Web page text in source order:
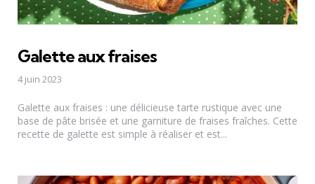
Galette aux fraises
4 juin 2023
Galette aux fraises : une délicieuse tarte rustique avec une
base de pâte brisée et une garniture de fraises fraîches. Cette
recette de galette est simple à réaliser et est...